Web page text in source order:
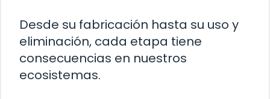
Desde su fabricación hasta su uso y
eliminación, cada etapa tiene
consecuencias en nuestros
ecosistemas.